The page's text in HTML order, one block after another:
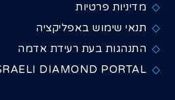
מדיניות פרטיות
תנאי שימוש באפליקציה
התנהגות בעת רעידת אדמה
DIAMOND PORTAL